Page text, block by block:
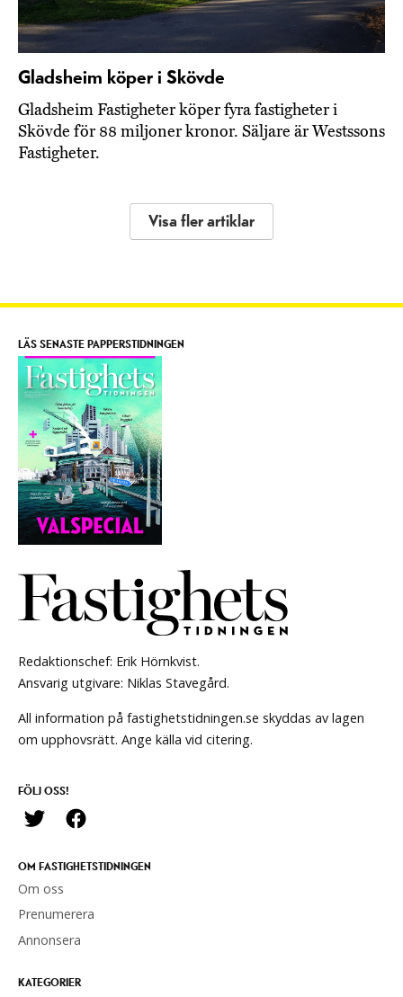
Gladsheim köper i Skövde
Gladsheim Fastigheter köper fyra fastigheter i
Skövde för 88 miljoner kronor. Säljare är Westssons
Fastigheter.
Visa fler artiklar
Redaktionschef: Erik Hörnkvist.
Ansvarig utgivare: Niklas Stavegård.
All information på fastighetstidningen.se skyddas av lagen
om upphovsrätt. Ange källa vid citering.
FÖLJ OSS!
OM FASTIGHETSTIDNINGEN
Om oss
Prenumerera
Annonsera
KATEGORIER
LÄS SENASTE PAPPERSTIDNINGEN